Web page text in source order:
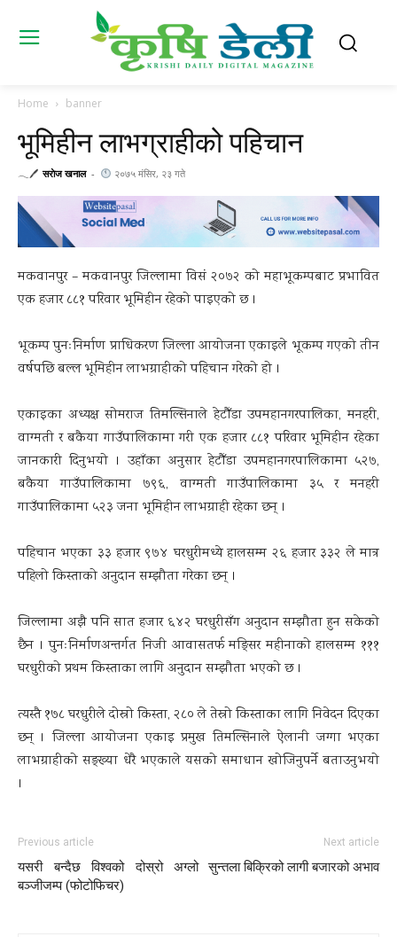
Home banner
भूमिहीन लाभग्राहीको पहिचान
𓂃🖊 सराेज खनाल - २०७५ मंसिर, २३ गते
मकवानपुर – मकवानपुर जिल्लामा विसं २०७२ को महाभूकम्पबाट प्रभावित
एक हजार ८८१ परिवार भूमिहीन रहेको पाइएको छ ।
भूकम्प पुनःनिर्माण प्राधिकरण जिल्ला आयोजना एकाइले भूकम्प गएको तीन
वर्षपछि बल्ल भूमिहीन लाभग्राहीको पहिचान गरेको हो ।
एकाइका अध्यक्ष सोमराज तिमल्सिनाले हेटौँडा उपमहानगरपालिका, मनहरी,
वाग्मती र बकैया गाउँपालिकामा गरी एक हजार ८८१ परिवार भूमिहीन रहेका
जानकारी दिनुभयो । उहाँका अनुसार हेटौँडा उपमहानगरपालिकामा ५२७,
बकैया गाउँपालिकामा ७९६, वाग्मती गाउँपालिकामा ३५ र मनहरी
गाउँपालिकामा ५२३ जना भूमिहीन लाभग्राही रहेका छन् ।
पहिचान भएका ३३ हजार ९७४ घरधुरीमध्ये हालसम्म २६ हजार ३३२ ले मात्र
पहिलो किस्ताको अनुदान सम्झौता गरेका छन् ।
जिल्लामा अझै पनि सात हजार ६४२ घरधुरीसँग अनुदान सम्झौता हुन सकेको
छैन । पुनःनिर्माणअन्तर्गत निजी आवासतर्फ मङ्सिर महीनाको हालसम्म १११
घरधुरीको प्रथम किस्ताका लागि अनुदान सम्झौता भएको छ ।
त्यस्तै १७८ घरधुरीले दोस्रो किस्ता, २८० ले तेस्रो किस्ताका लागि निवेदन दिएका
छन् । जिल्ला आयोजना एकाइ प्रमुख तिमल्सिनाले ऐलानी जग्गा भएका
लाभग्राहीको सङ्ख्या धेरै भएकाले यसको समाधान खोजिनुपर्ने बताउनुभयो
।
Previous article
यसरी बन्दैछ विश्वको दोस्रो अग्लो
बञ्जीजम्प (फोटोफिचर)
Next article
सुन्तला बिक्रिको लागी बजारको अभाव